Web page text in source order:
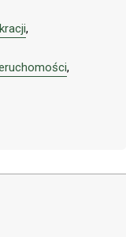
,
,